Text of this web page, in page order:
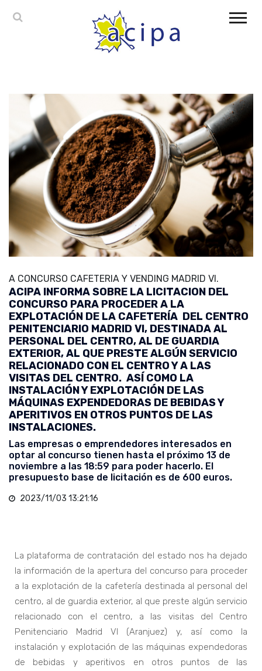
A CONCURSO CAFETERIA Y VENDING MADRID VI.
ACIPA INFORMA SOBRE LA LICITACION DEL
CONCURSO PARA PROCEDER A LA
EXPLOTACIÓN DE LA CAFETERÍA DEL CENTRO
PENITENCIARIO MADRID VI, DESTINADA AL
PERSONAL DEL CENTRO, AL DE GUARDIA
EXTERIOR, AL QUE PRESTE ALGÚN SERVICIO
RELACIONADO CON EL CENTRO Y A LAS
VISITAS DEL CENTRO. ASÍ COMO LA
INSTALACIÓN Y EXPLOTACIÓN DE LAS
MÁQUINAS EXPENDEDORAS DE BEBIDAS Y
APERITIVOS EN OTROS PUNTOS DE LAS
INSTALACIONES.
Las empresas o emprendedores interesados en
optar al concurso tienen hasta el próximo 13 de
noviembre a las 18:59 para poder hacerlo. El
presupuesto base de licitación es de 600 euros.
2023/11/03 13:21:16
La plataforma de contratación del estado nos ha dejado
la información de la apertura del concurso para proceder
a la explotación de la cafetería destinada al personal del
centro, al de guardia exterior, al que preste algún servicio
relacionado con el centro, a las visitas del Centro
Penitenciario Madrid VI (Aranjuez) y, así como la
instalación y explotación de las máquinas expendedoras
de bebidas y aperitivos en otros puntos de las